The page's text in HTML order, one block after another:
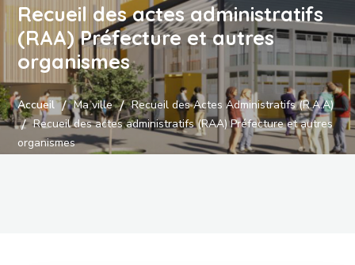
Recueil des actes administratifs
(RAA) Préfecture et autres
organismes
Accueil Ma ville
Recueil des Actes Administratifs (R.A.A)
Recueil des actes administratifs (RAA) Préfecture et autres
organismes